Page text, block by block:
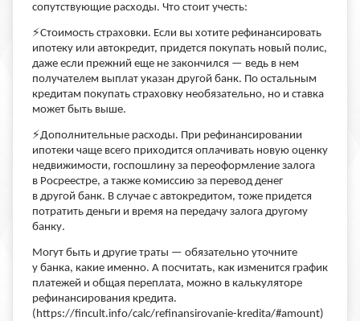
сопутствующие расходы. Что стоит учесть:
⚡️Стоимость страховки. Если вы хотите рефинансировать
ипотеку или автокредит, придется покупать новый полис,
даже если прежний еще не закончился — ведь в нем
получателем выплат указан другой банк. По остальным
кредитам покупать страховку необязательно, но и ставка
может быть выше.
⚡️Дополнительные расходы. При рефинансировании
ипотеки чаще всего приходится оплачивать новую оценку
недвижимости, госпошлину за переоформление залога
в Росреестре, а также комиссию за перевод денег
в другой банк. В случае с автокредитом, тоже придется
потратить деньги и время на передачу залога другому
банку.
Могут быть и другие траты — обязательно уточните
у банка, какие именно. А посчитать, как изменится график
платежей и общая переплата, можно в калькуляторе
рефинансирования кредита.
(https://fincult.info/calc/refinansirovanie-kredita/#amount)